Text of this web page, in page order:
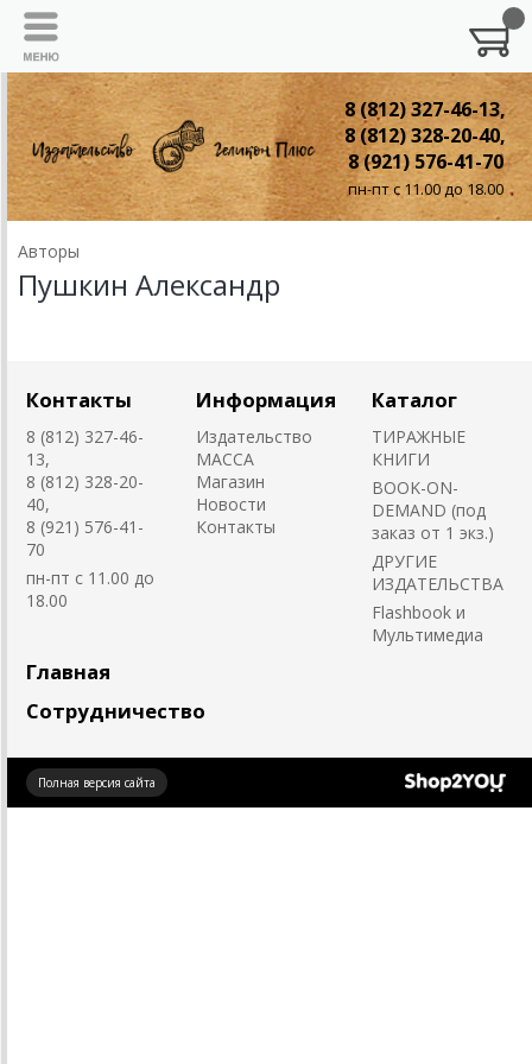
8 (812) 327-46-13,
8 (812) 328-20-40,
8 (921) 576-41-70
пн-пт с 11.00 до 18.00
Авторы
Пушкин Александр
Контакты
8 (812) 327-46-
13,
8 (812) 328-20-
40,
8 (921) 576-41-
70
пн-пт с 11.00 до
18.00
Информация
Издательство
MACCA
Магазин
Новости
Контакты
Каталог
ТИРАЖНЫЕ
КНИГИ
BOOK-ON-
DEMAND (под
заказ от 1 экз.)
ДРУГИЕ
ИЗДАТЕЛЬСТВА
Flashbook и
Мультимедиа
Главная
Сотрудничество
Полная версия сайта